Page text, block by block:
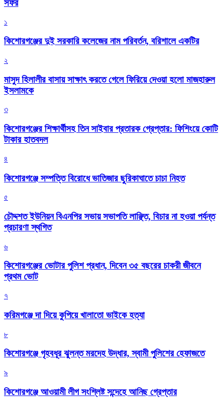
সফর
১
কিশোরগঞ্জের দুই সরকারি কলেজের নাম পরিবর্তন, বরিশালে একটির
২
মাসুদ হিলালীর বাসায় সাক্ষাৎ করতে গেলে ফিরিয়ে দেওয়া হলো মাজহারুল
ইসলামকে
৩
কিশোরগঞ্জের শিক্ষার্থীসহ তিন সাইবার প্রতারক গ্রেপ্তার: ফিশিংয়ে কোটি
টাকার হাতবদল
৪
কিশোরগঞ্জে সম্পত্তি বিরোধে ভাতিজার ছুরিকাঘাতে চাচা নিহত
৫
চৌদ্দশত ইউনিয়ন বিএনপির সভায় সভাপতি লাঞ্ছিত, বিচার না হওয়া পর্যন্ত
প্রচারণা স্থগিত
৬
কিশোরগঞ্জের ভোটার পুলিশ প্রধান, দিবেন ৩৫ বছরের চাকরী জীবনে
প্রথম ভোট
৭
করিমগঞ্জে দা দিয়ে কুপিয়ে খালাতো ভাইকে হত্যা
৮
কিশোরগঞ্জে গৃহবধূর ঝুলন্ত মরদেহ উদ্ধার, স্বামী পুলিশের হেফাজতে
৯
কিশোরগঞ্জে আওয়ামী লীগ সংশ্লিষ্ট সন্দেহে আনিছ গ্রেপ্তার